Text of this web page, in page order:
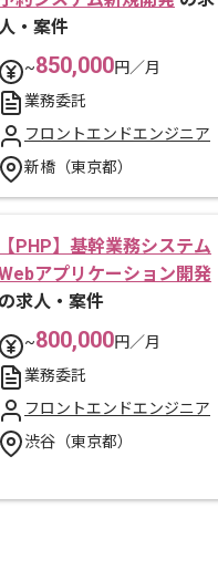
・案件
~850,000円／月
業務委託
フロントエンドエンジニア
新橋（東京都）
PHP】基幹業務システム
アプリケーション開発
求人・案件
~800,000円／月
業務委託
フロントエンドエンジニア
渋谷（東京都）